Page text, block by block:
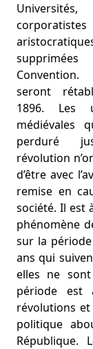
seront
1896. Les
médiévales
perduré
révolution
d’être avec
remise en
société. Il est
phénomène
sur la période
ans qui
elles ne
période est
révolutions
politique
République.